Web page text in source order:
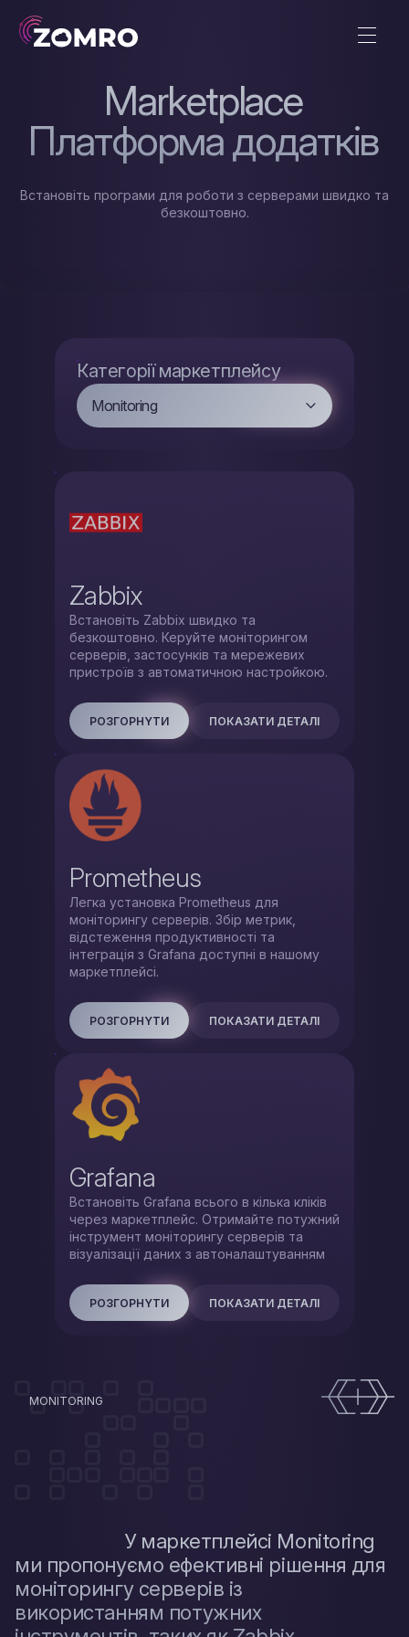
Marketplace
Платформа додатків
Встановіть програми для роботи з серверами швидко та
безкоштовно.
Категорії маркетплейсу
Monitoring
Zabbix
Встановіть Zabbix швидко та
безкоштовно. Керуйте моніторингом
серверів, застосунків та мережевих
пристроїв з автоматичною настройкою.
РОЗГОРНYТИ ПОКАЗАТИ ДЕТАЛІ
Prometheus
Легка установка Prometheus для
моніторингу серверів. Збір метрик,
відстеження продуктивності та
інтеграція з Grafana доступні в нашому
маркетплейсі.
РОЗГОРНYТИ ПОКАЗАТИ ДЕТАЛІ
Grafana
Встановіть Grafana всього в кілька кліків
через маркетплейс. Отримайте потужний
інструмент моніторингу серверів та
візуалізації даних з автоналаштуванням
РОЗГОРНYТИ ПОКАЗАТИ ДЕТАЛІ
MONITORING
У маркетплейсі Monitoring
ми пропонуємо ефективні рішення для
моніторингу серверів із
використанням потужних